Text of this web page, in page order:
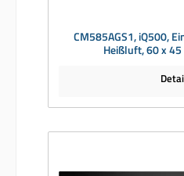
CM585AGS1, iQ500,
Heißluft, 60 x